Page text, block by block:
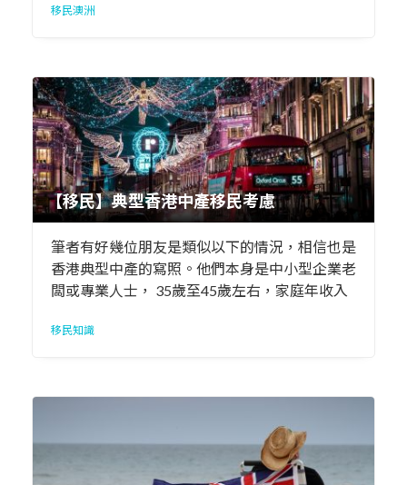
移民澳洲
【移民】典型香港中產移民考慮
筆者有好幾位朋友是類似以下的情況，相信也是
香港典型中產的寫照。他們本身是中小型企業老
闆或專業人士， 35歲至45歲左右，家庭年收入
為了子女的未來發展或教育之類。
移民知識